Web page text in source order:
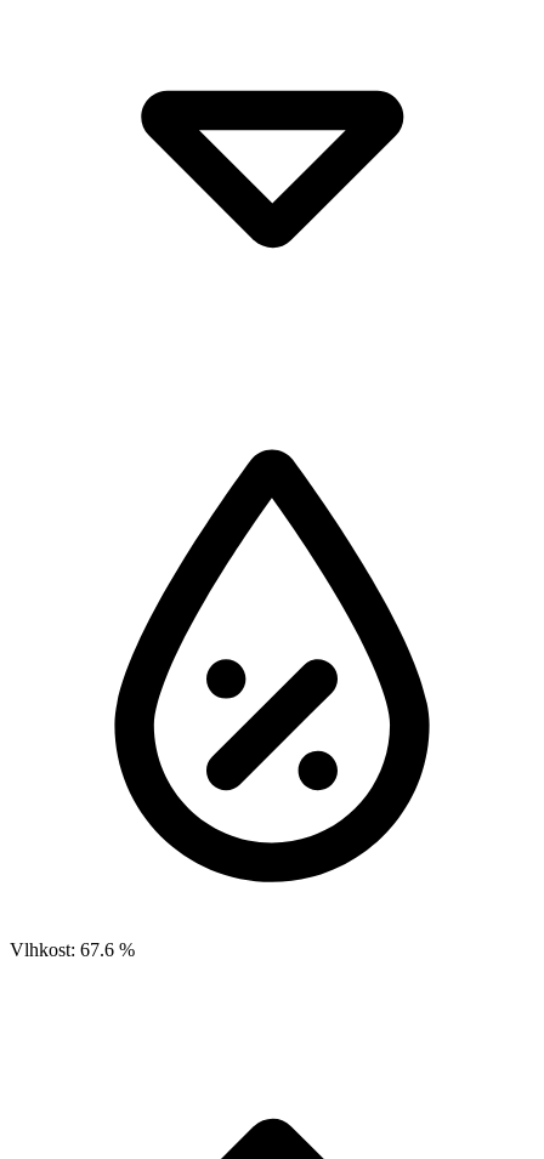
Vlhkost: 67.6 %